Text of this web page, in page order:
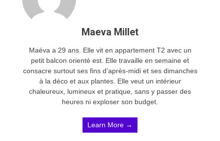
Maeva Millet
Maéva a 29 ans. Elle vit en appartement T2 avec un
petit balcon orienté est. Elle travaille en semaine et
consacre surtout ses fins d’après-midi et ses dimanches
à la déco et aux plantes. Elle veut un intérieur
chaleureux, lumineux et pratique, sans y passer des
heures ni exploser son budget.
Learn More →